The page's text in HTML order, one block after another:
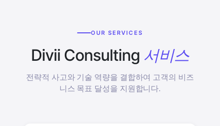
OUR SERVICES
Divii Consulting 서비스
전략적 사고와 기술 역량을 결합하여 고객의 비즈
니스 목표 달성을 지원합니다.